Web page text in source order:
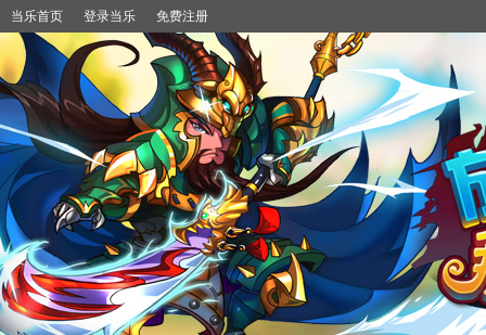
当乐首页 登录当乐 免费注册